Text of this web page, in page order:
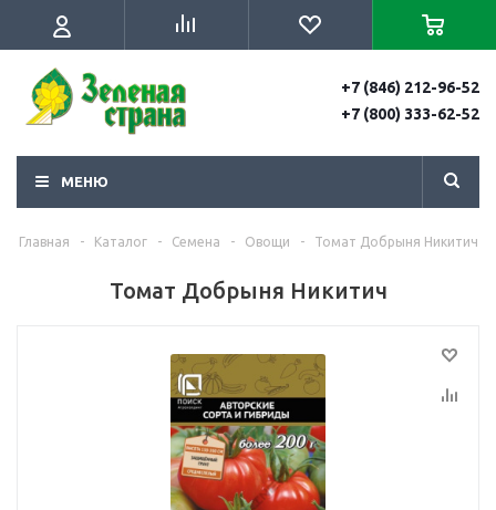
+7 (846) 212-96-52
+7 (800) 333-62-52
МЕНЮ
Главная - Каталог - Семена - Овощи - Томат Добрыня Никитич
Томат Добрыня Никитич